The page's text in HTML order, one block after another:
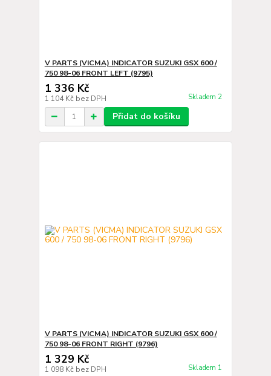
V PARTS (VICMA) INDICATOR SUZUKI GSX 600 /
750 98-06 FRONT LEFT (9795)
1 336 Kč
1 104 Kč bez DPH Skladem 2
Přidat do košíku
V PARTS (VICMA) INDICATOR SUZUKI GSX 600 /
750 98-06 FRONT RIGHT (9796)
1 329 Kč
1 098 Kč bez DPH Skladem 1